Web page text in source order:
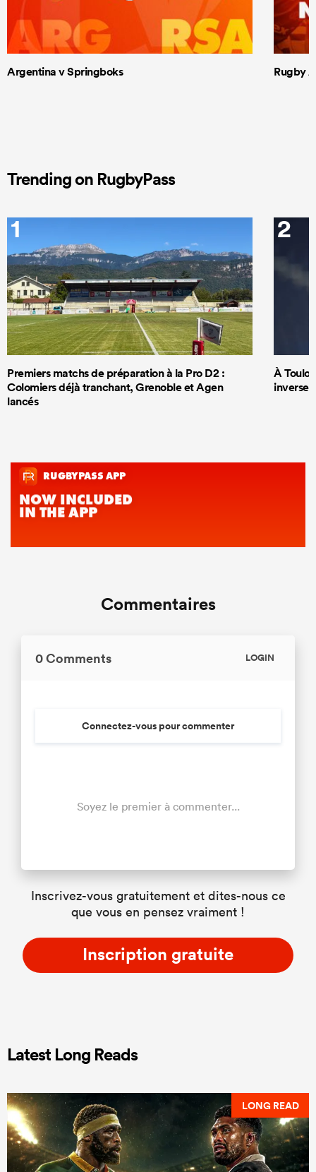
Argentina v Springboks Rugby
Trending on RugbyPass
1
Premiers matchs de préparation à la Pro D2 :
Colomiers déjà tranchant, Grenoble et Agen
lancés
2
À
Commentaires
0 Comments LOGIN
Connectez-vous pour commenter
Soyez le premier à commenter...
Inscrivez-vous gratuitement et dites-nous ce
que vous en pensez vraiment !
Inscription gratuite
Latest Long Reads
LONG READ